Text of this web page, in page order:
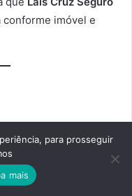
conforme imóvel e
pelo segurado.
descrito na
para prosseguir
mais